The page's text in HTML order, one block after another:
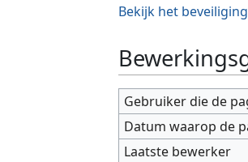
Bekijk het
Gebruiker die de
Datum waarop de
Laatste bewerker